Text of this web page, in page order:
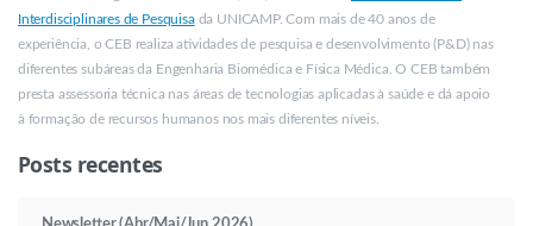
Interdisciplinares de Pesquisada UNICAMP. Com mais de 40 anos de
experiência, o CEB realiza atividades de pesquisa e desenvolvimento (P&D) nas
diferentes subáreas da Engenharia Biomédica e Física Médica. O CEB também
presta assessoria técnica nas áreas de tecnologias aplicadas à saúde e dá apoio
à formação de recursos humanos nos mais diferentes níveis.
Posts recentes